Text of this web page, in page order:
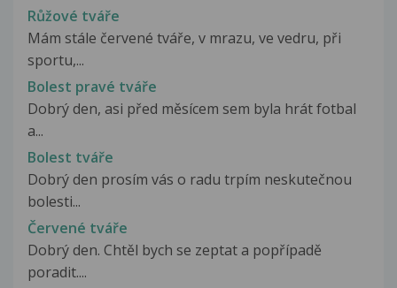
Růžové tváře
Mám stále červené tváře, v mrazu, ve vedru, při
sportu,...
Bolest pravé tváře
Dobrý den, asi před měsícem sem byla hrát fotbal
a...
Bolest tváře
Dobrý den prosím vás o radu trpím neskutečnou
bolesti...
Červené tváře
Dobrý den. Chtěl bych se zeptat a popřípadě
poradit....